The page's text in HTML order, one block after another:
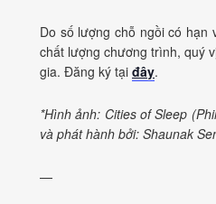
Do số lượng chỗ ngồi có hạn
chất lượng chương trình, quý
gia. Đăng ký tại đây.
*Hình ảnh: Cities of Sleep
và phát hành bởi: Shaunak
—